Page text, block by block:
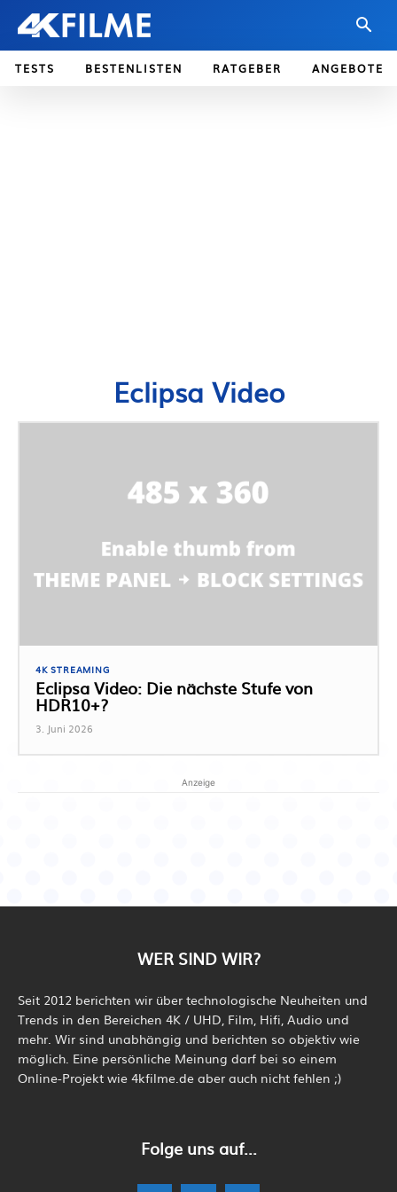
TESTS BESTENLISTEN RATGEBER ANGEBOTE
Eclipsa Video
4K STREAMING
Eclipsa Video: Die nächste Stufe von
HDR10+?
3. Juni 2026
Anzeige
WER SIND WIR?
Seit 2012 berichten wir über technologische Neuheiten und
Trends in den Bereichen 4K / UHD, Film, Hifi, Audio und
mehr. Wir sind unabhängig und berichten so objektiv wie
möglich. Eine persönliche Meinung darf bei so einem
Online-Projekt wie 4kfilme.de aber auch nicht fehlen ;)
Folge uns auf...